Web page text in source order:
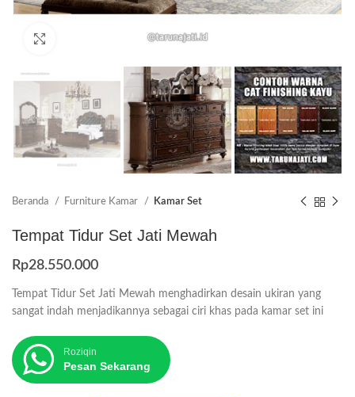
Beranda Furniture Kamar Kamar Set
Tempat Tidur Set Jati Mewah
Rp28.550.000
Tempat Tidur Set Jati Mewah menghadirkan desain ukiran yang
sangat indah menjadikannya sebagai ciri khas pada kamar set ini
Roziqin
Pesan Sekarang